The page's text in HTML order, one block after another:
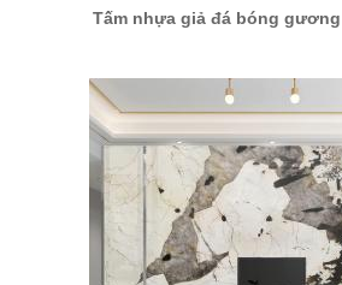
Tấm nhựa giả đá bóng gương